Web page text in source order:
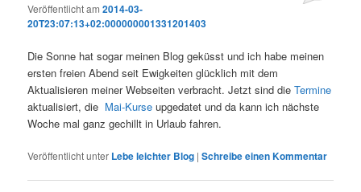
Veröffentlicht am2014-03-
20T23:07:13+02:000000001331201403
Die Sonne hat sogar meinen Blog geküsst und ich habe meinen
ersten freien Abend seit Ewigkeiten glücklich mit dem
Aktualisieren meiner Webseiten verbracht. Jetzt sind dieTermine
aktualisiert, die Mai-Kurse upgedatet und da kann ich nächste
Woche mal ganz gechillt in Urlaub fahren.
Veröffentlicht unter Lebe leichter Blog |Schreibe einen Kommentar